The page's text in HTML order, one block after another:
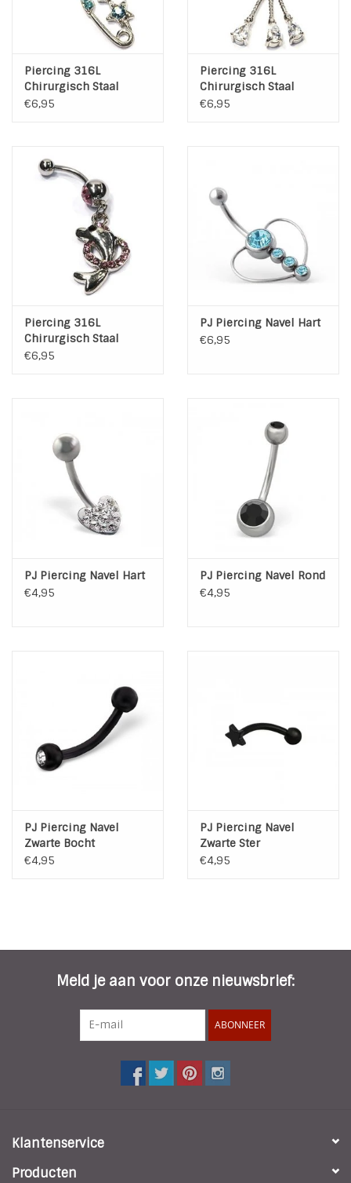
Ohlala Jewels
INSPIRATIE
Piercing 316L
Chirurgisch Staal
€6,95
Piercing 316L
Chirurgisch Staal
€6,95
Piercing 316L
Chirurgisch Staal
€6,95
PJ Piercing Navel Hart
€6,95
PJ Piercing Navel Hart
€4,95
PJ Piercing Navel Rond
€4,95
PJ Piercing Navel
Zwarte Bocht
€4,95
PJ Piercing Navel
Zwarte Ster
€4,95
Meld je aan voor onze nieuwsbrief:
ABONNEER
Klantenservice
Producten